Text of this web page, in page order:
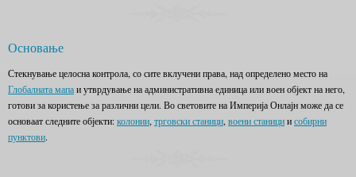
Основање
Стекнување целосна контрола, со сите вклучени права, над определено место на
Глобалната мапаи утврдување на административна единица или воен објект на него,
готови за користење за различни цели. Во световите на Империја Онлајн може да се
основаат следните објекти:колонии, трговски станици, воени станициисобирни
пунктови.